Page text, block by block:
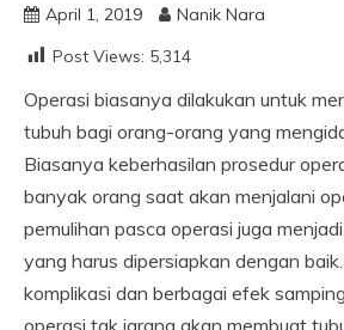
April 1, 2019
Nanik Nara
Post Views: 5,314
Operasi biasanya dilakukan untuk
tubuh bagi orang-orang yang
Biasanya keberhasilan prosedur
banyak orang saat akan menjalani
pemulihan pasca operasi juga
yang harus dipersiapkan dengan
komplikasi dan berbagai efek
operasi tak jarang akan membuat